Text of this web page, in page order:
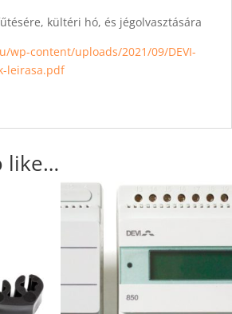
kültéri hó, és jégolvasztására
wp-content/uploads/2021/09/DEVI-
leirasa.pdf
like…